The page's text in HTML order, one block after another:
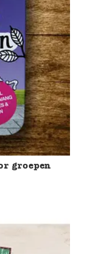
groepen